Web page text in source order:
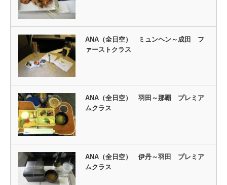
ANA（全日空） ミュンヘン～成田 フ
ァーストクラス
ANA（全日空） 羽田～那覇 プレミア
ムクラス
ANA（全日空） 伊丹～羽田 プレミア
ムクラス